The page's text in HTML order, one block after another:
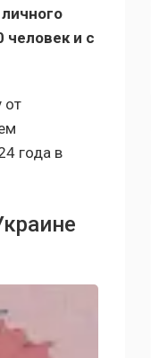
человек и с
от
года в